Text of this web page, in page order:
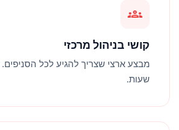
groups
קושי בניהול מרכזי
מבצע ארצי שצריך להגיע לכל הסניפים.
שעות.